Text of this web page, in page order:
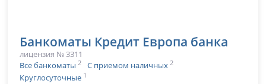
Банкоматы Кредит Европа банка
лицензия № 3311
Все банкоматы 2 С приемом наличных 2
Круглосуточные 1